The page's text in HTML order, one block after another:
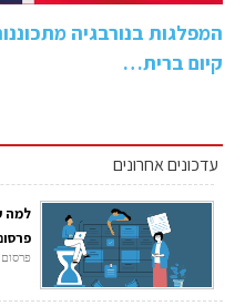
המפלגות בנורבגיה
קיום ברית…
עדכונים אחרונים
למה
פרסום